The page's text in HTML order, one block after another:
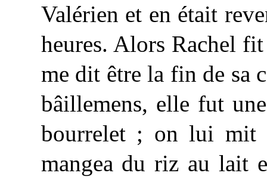
Valérien et en était
heures. Alors Rachel
me dit être la fin de sa
bâillemens, elle fut
bourrelet ; on lui mit
mangea du riz au lait